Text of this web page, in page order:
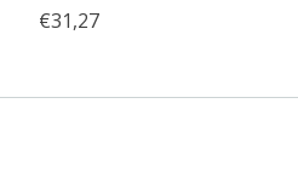
€31,27